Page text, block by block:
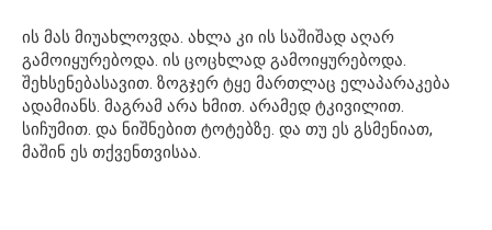
ის მას მიუახლოვდა. ახლა კი ის საშიშად აღარ
გამოიყურებოდა. ის ცოცხლად გამოიყურებოდა.
შეხსენებასავით. ზოგჯერ ტყე მართლაც ელაპარაკება
ადამიანს. მაგრამ არა ხმით. არამედ ტკივილით.
სიჩუმით. და ნიშნებით ტოტებზე. და თუ ეს გსმენიათ,
მაშინ ეს თქვენთვისაა.